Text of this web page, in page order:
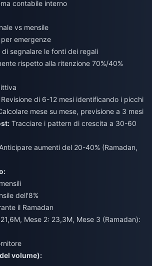
contabile interno
vs mensile
emergenze
segnalare le fonti dei regali
rispetto alla ritenzione 70%/40%
Revisione di 6-12 mesi identificando i picchi
mese su mese, previsione a 3 mesi
Tracciare i pattern di crescita a 30-60
Anticipare aumenti del 20-40% (Ramadan,
dell'8%
il Ramadan
Mese 2: 23,3M, Mese 3 (Ramadan):
volume):